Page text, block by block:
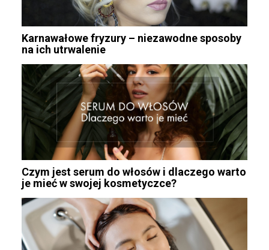
Karnawałowe fryzury – niezawodne sposoby
na ich utrwalenie
Czym jest serum do włosów i dlaczego warto
je mieć w swojej kosmetyczce?